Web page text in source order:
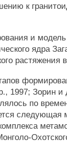
к
и
ядра
растяжения
1997; Зорин и
по
следующая